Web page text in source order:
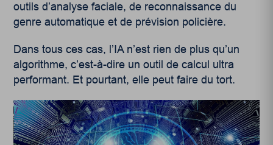
outils d’analyse faciale, de reconnaissance du
genre automatique et de prévision policière.
Dans tous ces cas, l’IA n’est rien de plus qu’un
algorithme, c’est-à-dire un outil de calcul ultra
performant. Et pourtant, elle peut faire du tort.